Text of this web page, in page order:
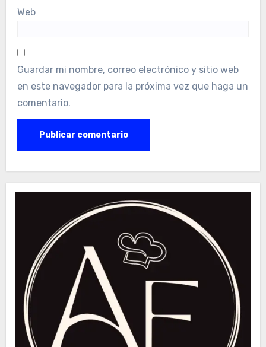
Web
Guardar mi nombre, correo electrónico y sitio web
en este navegador para la próxima vez que haga un
comentario.